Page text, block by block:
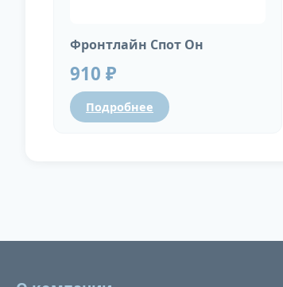
Фронтлайн Спот Он
910 ₽
Подробнее